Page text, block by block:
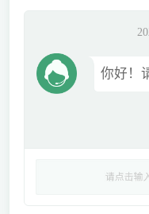
你好！